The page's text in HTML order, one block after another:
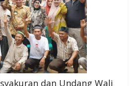
dan Undang Wali